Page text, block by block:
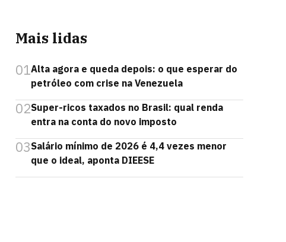
Mais lidas
01Alta agora e queda depois: o que esperar do
petróleo com crise na Venezuela
02Super-ricos taxados no Brasil: qual renda
entra na conta do novo imposto
03Salário mínimo de 2026 é 4,4 vezes menor
que o ideal, aponta DIEESE